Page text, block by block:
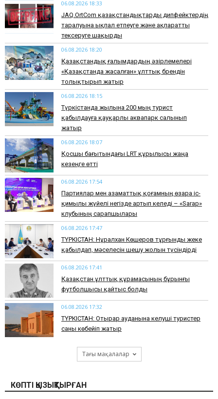
06.08.2026 18:33
JAQ.OrtCom қазақстандықтарды дипфейктердің
таралуына ықпал етпеуге және ақпаратты
тексеруге шақырды
06.08.2026 18:20
Қазақстандық ғалымдардың әзірлемелері
«Қазақстанда жасалған» ұлттық брендін
толықтырып жатыр
06.08.2026 18:15
Түркістанда жылына 200 мың турист
қабылдауға қауқарлы аквапарк салынып
жатыр
06.08.2026 18:07
Қосшы бағытындағы LRT құрылысы жаңа
кезеңге өтті
06.08.2026 17:54
Партиялар мен азаматтық қоғамның өзара іс-
қимылы жүйелі негізде артып келеді – «Sarap»
клубының сарапшылары
06.08.2026 17:47
ТҮРКІСТАН: Нұралхан Көшеров тұрғынды жеке
қабылдап, мәселесін шешу жолын түсіндірді
06.08.2026 17:41
Қазақстан ұлттық құрамасының бұрынғы
футболшысы қайтыс болды
06.08.2026 17:32
ТҮРКІСТАН: Отырар ауданына келуші туристер
саны көбейіп жатыр
Тағы мақалалар
КӨПТІ ҚЫЗЫҚТЫРҒАН